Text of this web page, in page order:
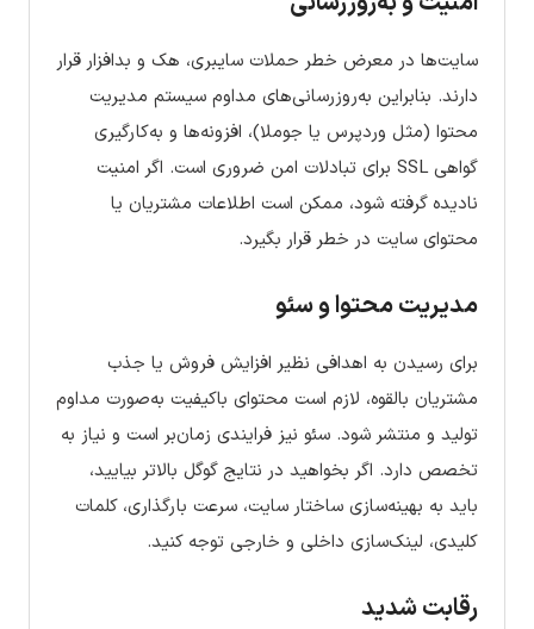
سایت‌ها در معرض خطر حملات سایبری، هک و بدافزار قرار
دارند. بنابراین به‌روزرسانی‌های مداوم سیستم مدیریت
محتوا (مثل وردپرس یا جوملا)، افزونه‌ها و به‌کارگیری
گواهی SSL برای تبادلات امن ضروری است. اگر امنیت
نادیده گرفته شود، ممکن است اطلاعات مشتریان یا
محتوای سایت در خطر قرار بگیرد.
مدیریت محتوا و سئو
برای رسیدن به اهدافی نظیر افزایش فروش یا جذب
مشتریان بالقوه، لازم است محتوای باکیفیت به‌صورت مداوم
تولید و منتشر شود. سئو نیز فرایندی زمان‌بر است و نیاز به
تخصص دارد. اگر بخواهید در نتایج گوگل بالاتر بیایید،
باید به بهینه‌سازی ساختار سایت، سرعت بارگذاری، کلمات
کلیدی، لینک‌سازی داخلی و خارجی توجه کنید.
رقابت شدید